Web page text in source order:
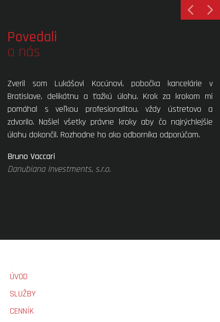
Povedali
o nás
Zveril som Lukášovi Kocúnovi, pobočka kancelárie v
Bratislave, delikátnu a ťažkú úlohu. Krok za krokom mi
pomáhal s veľkou profesionalitou, vždy ústretovo a
zdvorilo. Našiel všetky právne kroky aby čo najrýchlejšie
úlohu dokončil. Rozhodne ho ako odborníka odporúčam.
Bruno Vaccari
Danubiana Investments, s.r.o.
ÚVOD
SLUŽBY
CENNÍK